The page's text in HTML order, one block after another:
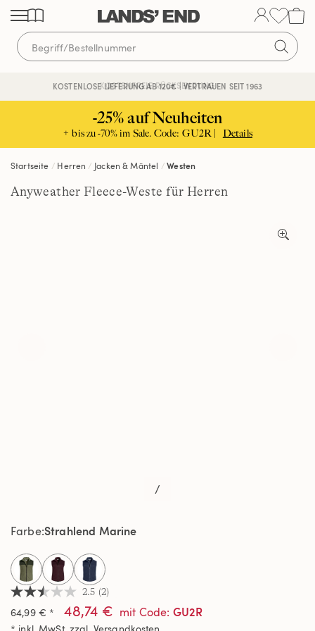
Direkt
zum
Inhalt
Direkt
zur
Navigation
Direkt
zur
Suche
KOSTENLOSE LIEFERUNG AB 120€ | VERTRAUEN SEIT 1963
KOSTENFREIE RÜCKSENDUNG
-25% auf Neuheiten
+ bis zu -70% im Sale. Code: GU2R | Details
Startseite Herren Jacken & Mäntel Westen
Anyweather Fleece-Weste für Herren
/
2.5
von
5
2.5 (2)
64,99 € * 48,74 € mit Code: GU2R
Farbe Strahlend Marine
selected